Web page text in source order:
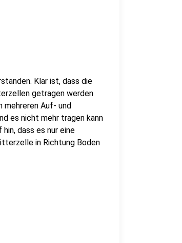
Klar ist, dass die
getragen werden
mehreren Auf- und
es nicht mehr tragen kann
dass es nur eine
in Richtung Boden